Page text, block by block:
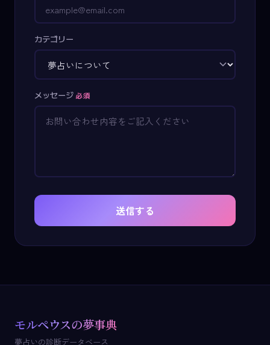
カテゴリー
メッセージ 必須
送信する
モルペウスの夢事典
夢占いの診断データベース